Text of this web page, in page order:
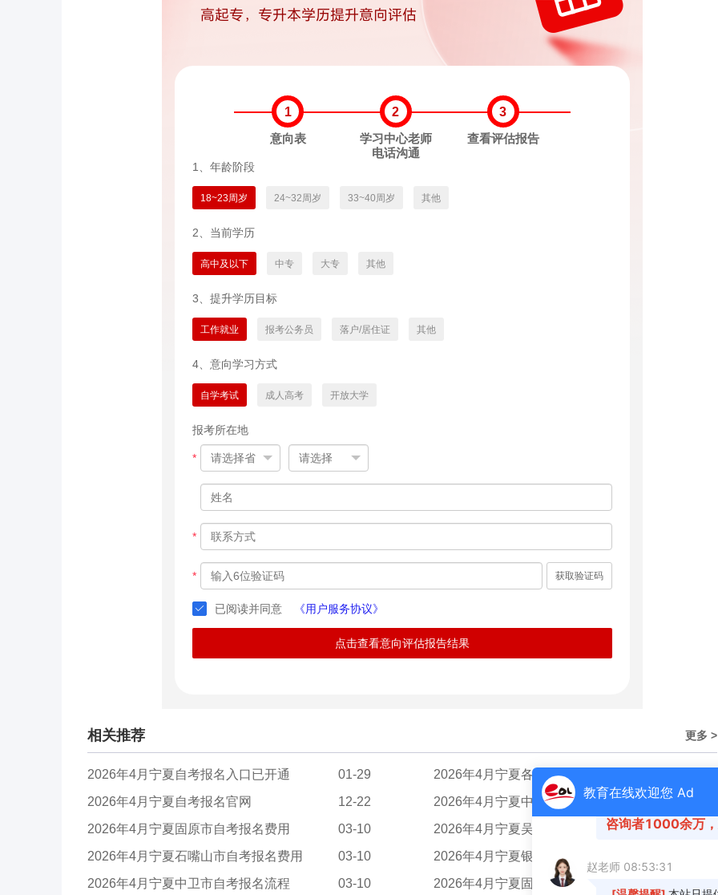
1
意向表
2
学习中心老师
电话沟通
3
查看评估报告
1、年龄阶段
18~23周岁 24~32周岁 33~40周岁 其他
2、当前学历
高中及以下 中专 大专 其他
3、提升学历目标
工作就业 报考公务员 落户/居住证 其他
4、意向学习方式
自学考试 成人高考 开放大学
报考所在地
*
*
* 获取验证码
已阅读并同意 《用户服务协议》
点击查看意向评估报告结果
更多 >
相关推荐
01-29
2026年4月宁夏自考报名入口已开通
2026年4月宁夏各地级市自学考试报名官网入口汇...
12-22
2026年4月宁夏自考报名官网 03-10
2026年4月宁夏中卫市自考报名费用
03-10
2026年4月宁夏固原市自考报名费用 03-10
2026年4月宁夏吴忠市自考报名费用
03-10
2026年4月宁夏石嘴山市自考报名费用
2026年4月宁夏银川市自考报名费用
03-10
2026年4月宁夏中卫市自考报名流程 2026年4月宁夏固原市自考报名流程